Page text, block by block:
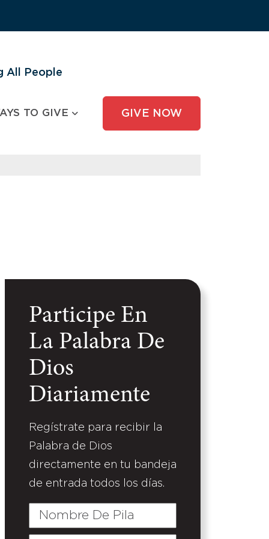
All People
TO GIVE GIVE NOW
Participe En
La Palabra De
Dios
Diariamente
Regístrate para recibir la
Palabra de Dios
directamente en tu bandeja
de entrada todos los días.
Nombre